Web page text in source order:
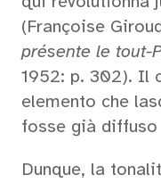
(Françoise
présente le tout-
1952: p. 302). Il
elemento che
fosse già diffuso
Dunque, la